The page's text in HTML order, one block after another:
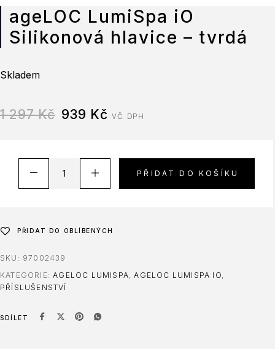
ageLOC LumiSpa iO
Silikonová hlavice – tvrdá
Skladem
1 297Kč 939 Kč VČ. DPH
PŘIDAT DO KOŠÍKU
PŘIDAT DO OBLÍBENÝCH
SKU: 97002439
KATEGORIE:AGELOC LUMISPA,AGELOC LUMISPA IO,
PŘÍSLUŠENSTVÍ
SDÍLET